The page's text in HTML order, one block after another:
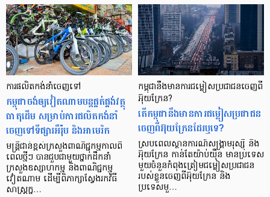
ការផលិតកង់នាំចេញទៅ
កម្ពុជាចង់ឲ្យវៀតណាមបន្ដផ្គត់ផ្គង់វត្ថុ
ធាតុដើម សម្រាប់ការផលិតកង់នាំ
ចេញទៅទីផ្សារអឺរ៉ុប និងអាមេរិក
មន្ត្រីជាន់ខ្ពស់ក្រសួងពាណិជ្ជកម្មកាលពី
ពេលថ្មីៗ បានជួបជាមួយថ្នាក់ដឹកនាំ
ក្រសួងឧស្សាហកម្ម និងពាណិជ្ជកម្ម
វៀតណាម ដើម្បីពិភាក្សាស្វែងរកវិធី
សាស្ត្រក្ន…
កម្ពុជានឹងមានការជម្លៀសប្រជាជនចេញពី
អ៊ុយក្រែន?
តើកម្ពុជានឹងមានការជម្លៀសប្រជាជន
ចេញពីអ៊ុយក្រែនដែរឬទេ?
ស្របពេលស្ថានការណ៍សង្គ្រាមរុស្ស៊ី និង
អ៊ុយក្រែន កាន់តែយ៉ាប់យ៉ឺន មានប្រទេស
មួយចំនួនកំពុងត្រៀមជម្លៀសប្រជាជន
របស់ខ្លួនចេញពីអ៊ុយក្រែន និង
ប្រទេសមួ…